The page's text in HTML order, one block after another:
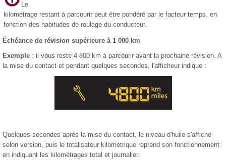
Le
kilométrage restant à parcourir peut être pondéré par le facteur temps, en
fonction des habitudes de roulage du conducteur.
Échéance de révision supérieure à 1 000 km
Exemple : il vous reste 4 800 km à parcourir avant la prochaine révision. A
la mise du contact et pendant quelques secondes, l'afficheur indique :
Quelques secondes après la mise du contact, le niveau d'huile s'affiche
selon version, puis le totalisateur kilométrique reprend son fonctionnement
en indiquant les kilométrages total et journalier.